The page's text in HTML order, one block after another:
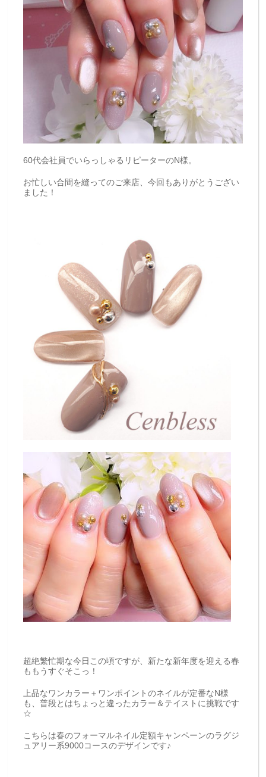
60代会社員でいらっしゃるリピーターのN様。
お忙しい合間を縫ってのご来店、今回もありがとうござい
ました！
超絶繁忙期な今日この頃ですが、新たな新年度を迎える春
ももうすぐそこっ！
上品なワンカラー＋ワンポイントのネイルが定番なN様
も、普段とはちょっと違ったカラー＆テイストに挑戦です
☆
こちらは春のフォーマルネイル定額キャンペーンのラグジ
ュアリー系9000コースのデザインです♪